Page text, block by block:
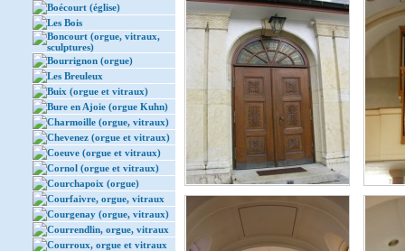
Boécourt (église)
Les Bois
Boncourt (orgue, vitraux,
sculptures)
Bourrignon (orgue)
Les Breuleux
Buix (orgue et vitraux)
Bure en Ajoie (orgue Kuhn)
Charmoille (orgue, vitraux)
Chevenez (orgue et vitraux)
Coeuve (orgue et vitraux)
Cornol (orgue et vitraux)
Courchapoix (orgue)
Courfaivre, orgue, vitraux
Courgenay (orgue, vitraux)
Courrendlin, orgue, vitraux
Courroux, orgue et vitraux